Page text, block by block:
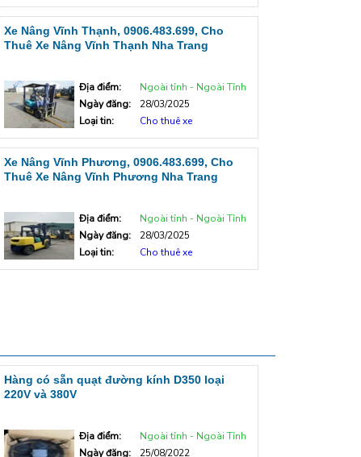
Xe Nâng Vĩnh Thạnh, 0906.483.699, Cho
Thuê Xe Nâng Vĩnh Thạnh Nha Trang
Địa điểm:
Ngoài tỉnh - Ngoài Tỉnh
Ngày đăng:
28/03/2025
Loại tin:
Cho thuê xe
Xe Nâng Vĩnh Phương, 0906.483.699, Cho
Thuê Xe Nâng Vĩnh Phương Nha Trang
Địa điểm:
Ngoài tỉnh - Ngoài Tỉnh
Ngày đăng:
28/03/2025
Loại tin:
Cho thuê xe
Hàng có sẵn quạt đường kính D350 loại
220V và 380V
Địa điểm:
Ngoài tỉnh - Ngoài Tỉnh
Ngày đăng:
25/08/2022